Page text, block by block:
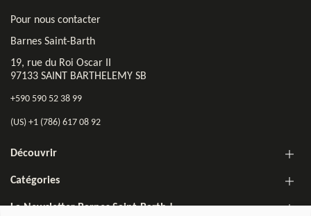
Pour nous contacter
Barnes Saint-Barth
19, rue du Roi Oscar II
97133 SAINT BARTHELEMY SB
+590 590 52 38 99
(US) +1 (786) 617 08 92
Découvrir
Catégories
La Newsletter Barnes Saint-Barth !